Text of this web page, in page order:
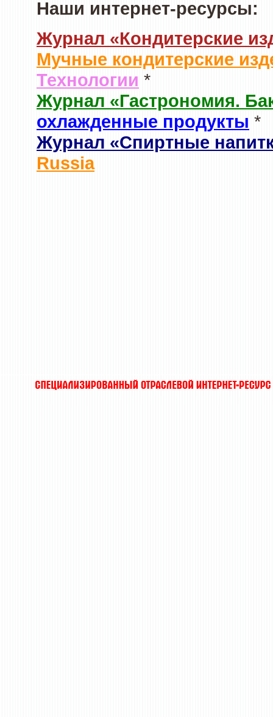
Наши интернет-ресурсы:
Журнал «Кондитерские
Мучные кондитерские
Технологии *
Журнал «Гастрономия.
охлажденные продукты *
Журнал «Спиртные
Russia